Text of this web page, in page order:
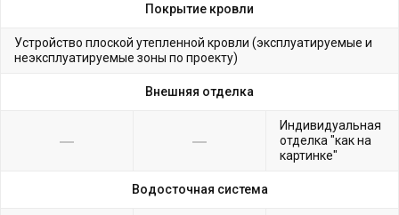
Покрытие кровли
Устройство плоской утепленной кровли (эксплуатируемые и
неэксплуатируемые зоны по проекту)
Внешняя отделка
Индивидуальная
отделка "как на
картинке"
Водосточная система